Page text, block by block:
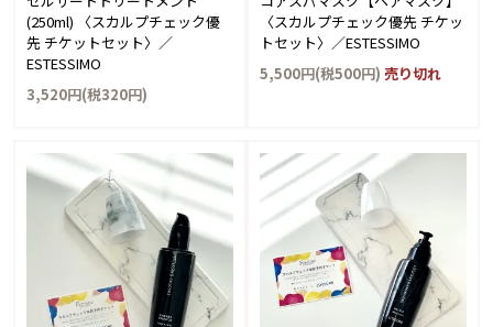
(250ml) 〈スカルプチェック優
先 チケットセット〉／
ESTESSIMO
3,520円(税320円)
〈スカルプチェック優先 チケッ
トセット〉／ESTESSIMO
5,500円(税500円) 売り切れ